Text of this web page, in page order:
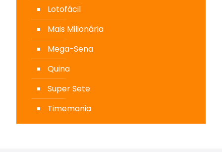
Lotofácil
Mais Milionária
Mega-Sena
Quina
Super Sete
Timemania